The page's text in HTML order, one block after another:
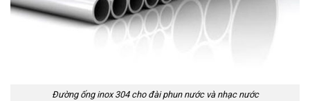
Đường ống inox 304 cho đài phun nước và nhạc nước